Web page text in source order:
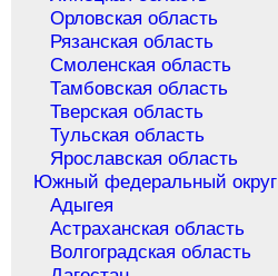
Орловская область
Рязанская область
Смоленская область
Тамбовская область
Тверская область
Тульская область
Ярославская область
Южный федеральный округ
Адыгея
Астраханская область
Волгоградская область